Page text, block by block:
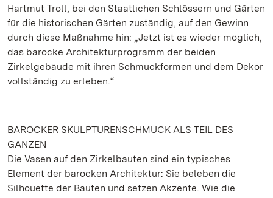
Hartmut Troll, bei den Staatlichen Schlössern und Gärten
für die historischen Gärten zuständig, auf den Gewinn
durch diese Maßnahme hin: „Jetzt ist es wieder möglich,
das barocke Architekturprogramm der beiden
Zirkelgebäude mit ihren Schmuckformen und dem Dekor
vollständig zu erleben.“
BAROCKER SKULPTURENSCHMUCK ALS TEIL DES
GANZEN
Die Vasen auf den Zirkelbauten sind ein typisches
Element der barocken Architektur: Sie beleben die
Silhouette der Bauten und setzen Akzente. Wie die